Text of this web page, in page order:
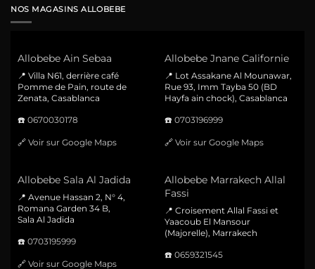
NOS MAGASINS ALLOBEBE
Allobebe Ain Sebaa
📍 Villa N61, derrière café
Pomme de Pain, route de
Zenata, Casablanca
☎️ 0670030178
🔗 Voir sur Google Maps
Allobebe Jnane Californie
📍 Lot Assakane Al Mounawar,
Rue 93, Imm Tayba 50 (BD
Hayfa ain chock), Casablanca
☎️ 0703196999
🔗 Voir sur Google Maps
Allobebe Sala Al Jadida
📍 Avenue Hassan 2, N° 4,
Romana Garden 34 B,
Sala Al Jadida
☎️ 0703195999
🔗 Voir sur Google Maps
Allobebe Marrakech Allal
Fassi
📍 Croisement Allal Fassi et
Yaacoub El Mansour
(Majorelle), Marrakech
☎️ 0659321545